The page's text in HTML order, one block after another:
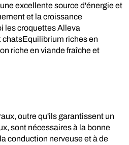
excellente source d'énergie et
et la croissance
les croquettes Alleva
riches en
riche en viande fraîche et
outre qu'ils garantissent un
sont nécessaires à la bonne
conduction nerveuse et à de